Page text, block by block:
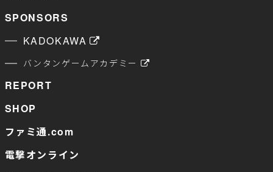
SPONSORS
KADOKAWA
バンタンゲームアカデミー
REPORT
SHOP
ファミ通.com
電撃オンライン